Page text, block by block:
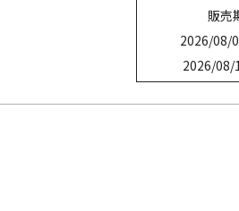
販売
2026/08/
2026/08/